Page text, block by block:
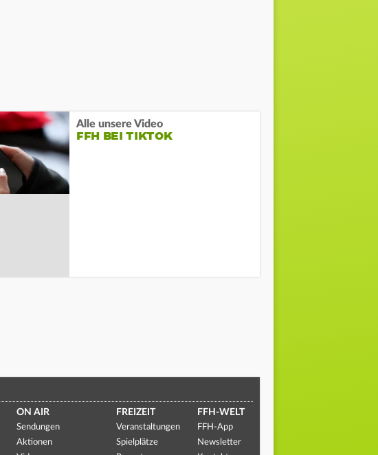
Alle unsere Video
FFH BEI TIKTOK
ON AIR
Sendungen
Aktionen
FREIZEIT
Veranstaltungen
Spielplätze
FFH-WELT
FFH-App
Newsletter